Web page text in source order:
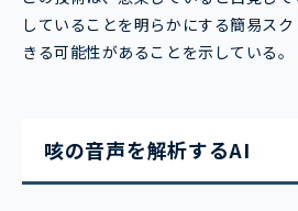
していることを明らかにする簡易ス
きる可能性があることを示している。
咳の音声を解析するAI